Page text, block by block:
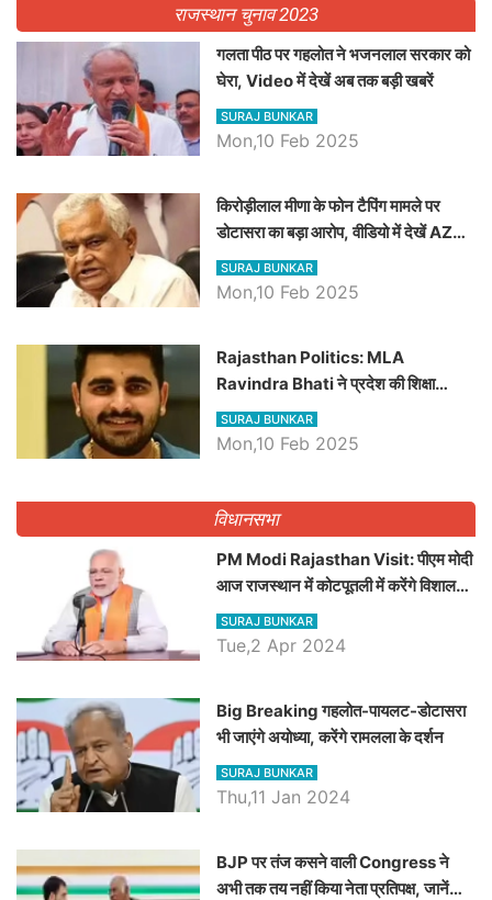
राजस्थान चुनाव 2023
गलता पीठ पर गहलोत ने भजनलाल सरकार को
घेरा, Video में देखें अब तक बड़ी खबरें
SURAJ BUNKAR
Mon,10 Feb 2025
किरोड़ीलाल मीणा के फोन टैपिंग मामले पर
डोटासरा का बड़ा आरोप, वीडियो में देखें AZ
बड़ी खबरें
SURAJ BUNKAR
Mon,10 Feb 2025
Rajasthan Politics: MLA
Ravindra Bhati ने प्रदेश की शिक्षा
व्यवस्था पर उठाए सवाल, Madan
Dilawar पर हमला करते हुए गिनवाये खाली
SURAJ BUNKAR
Mon,10 Feb 2025
विधानसभा
PM Modi Rajasthan Visit: पीएम मोदी
आज राजस्थान में कोटपूतली में करेंगे विशाल
रैली, एक सभा से 8 सीटों पर साधेगें निशाना
SURAJ BUNKAR
Tue,2 Apr 2024
Big Breaking गहलोत-पायलट-डोटासरा
भी जाएंगे अयोध्या, करेंगे रामलला के दर्शन
SURAJ BUNKAR
Thu,11 Jan 2024
BJP पर तंज कसने वाली Congress ने
अभी तक तय नहीं किया नेता प्रतिपक्ष, जानें